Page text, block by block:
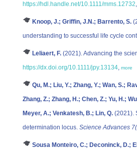
https://hdl.handle.net/10.1111/mms.12732,
Knoop, J.; Griffin, J.N.; Barrento, S.
understanding to successful life cycle
Leliaert, F. (2021). Advancing the
https://dx.doi.org/10.1111/jpy.13134, more
Qu, M.; Liu, Y.; Zhang, Y.; Wan, S.;
Zhang, Z.; Zhang, H.; Chen, Z.; Yu, H.;
Meyer, A.; Venkatesh, B.; Lin, Q. (2021).
determination locus. Science Advances
Sousa Monteiro, C.; Deconinck, D.;